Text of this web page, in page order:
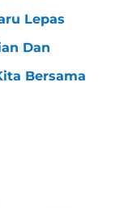
Lepas
Dan
Bersama